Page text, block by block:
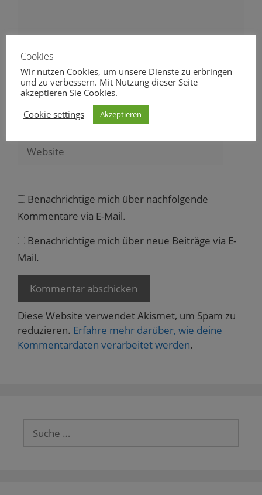
e
s
t
r
g
e
ö
f
n
)
Name
E-
Website
Benachrichtige mich über nachfolgende
Kommentare via E-Mail.
Benachrichtige mich über neue Beiträge via E-
Mail.
Diese Website verwendet Akismet, um Spam zu
reduzieren. Erfahre mehr darüber, wie deine
Kommentardaten verarbeitet werden.
Suche
nach:
Cookies
Wir nutzen Cookies, um unsere Dienste zu erbringen
und zu verbessern. Mit Nutzung dieser Seite
akzeptieren Sie Cookies.
Cookie settings
Akzeptieren